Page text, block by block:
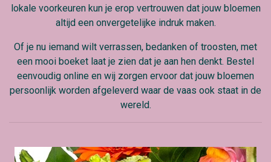
lokale voorkeuren kun je erop vertrouwen dat jouw bloemen
altijd een onvergetelijke indruk maken.
Of je nu iemand wilt verrassen, bedanken of troosten, met
een mooi boeket laat je zien dat je aan hen denkt. Bestel
eenvoudig online en wij zorgen ervoor dat jouw bloemen
persoonlijk worden afgeleverd waar de vaas ook staat in de
wereld.